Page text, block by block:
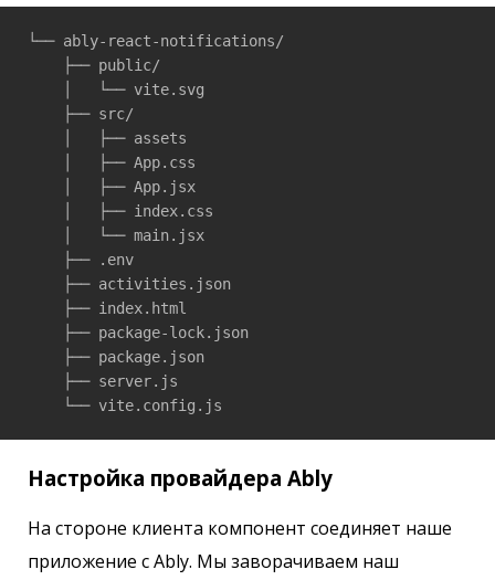
└── ably-react-notifications/
    ├── public/
    │   └── vite.svg
    ├── src/
    │   ├── assets
    │   ├── App.css
    │   ├── App.jsx
    │   ├── index.css
    │   └── main.jsx
    ├── .env
    ├── activities.json
    ├── index.html
    ├── package-lock.json
    ├── package.json
    ├── server.js
    └── vite.config.js
Настройка провайдера Ably
На стороне клиента компонент соединяет наше
приложение с Ably. Мы заворачиваем наш